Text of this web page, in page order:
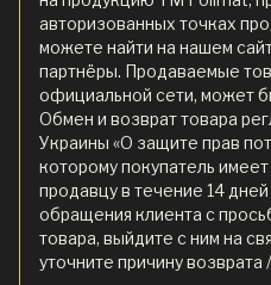
авторизованных точках
можете найти на нашем
партнёры. Продаваемые
официальной сети, может
Обмен и возврат товара
Украины «О защите прав
которому покупатель
продавцу в течение 14
обращения клиента с
товара, выйдите с ним на
уточните причину возврата